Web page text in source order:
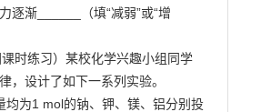
逐渐______（填“减弱”或“增
时练习）某校化学兴趣小组同学
，设计了如下一系列实验。
均为1 mol的钠、钾、镁、铝分别投